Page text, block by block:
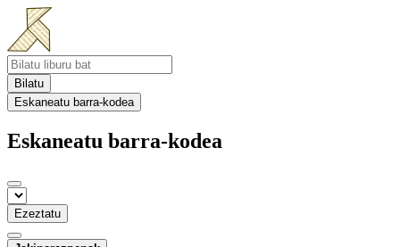
Bilatu
Eskaneatu barra-kodea
Eskaneatu barra-kodea
Ezeztatu